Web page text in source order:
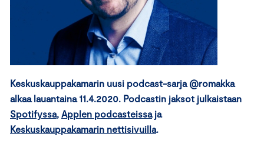
Keskuskauppakamarin uusi podcast-sarja @romakka
alkaa lauantaina 11.4.2020. Podcastin jaksot julkaistaan
Spotifyssa, Applen podcasteissaja
Keskuskauppakamarin nettisivuilla.